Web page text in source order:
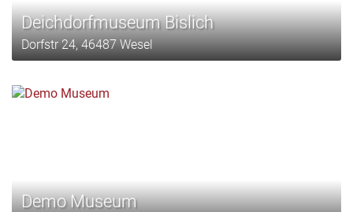
Deichdorfmuseum Bislich
Dorfstr 24, 46487 Wesel
Demo Museum